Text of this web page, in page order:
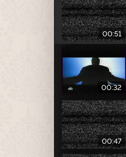
00:51
00:32
00:47